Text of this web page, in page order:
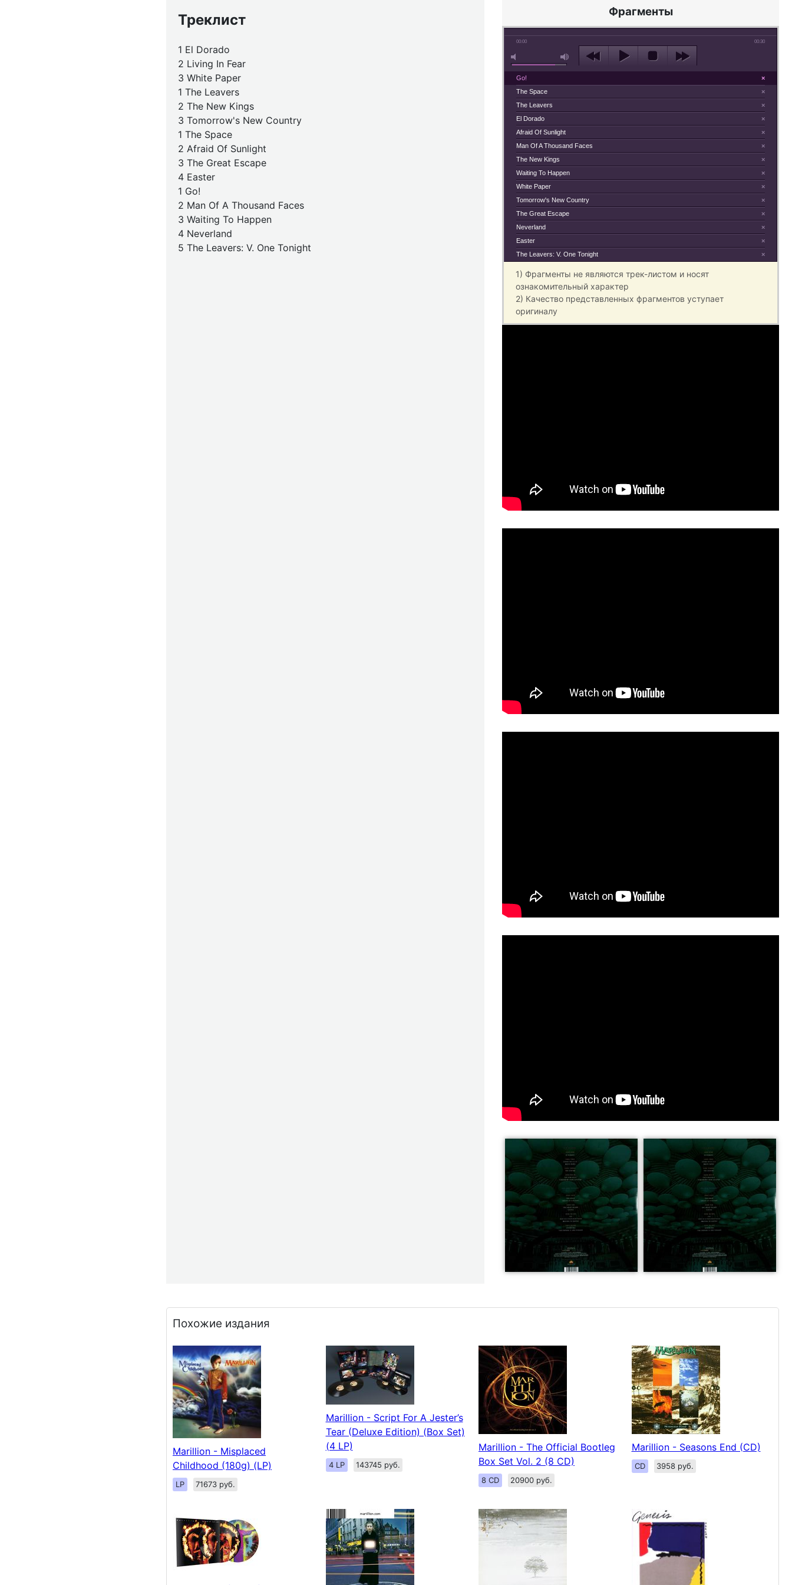
Треклист
1 El Dorado
2 Living In Fear
3 White Paper
1 The Leavers
2 The New Kings
3 Tomorrow's New Country
1 The Space
2 Afraid Of Sunlight
3 The Great Escape
4 Easter
1 Go!
2 Man Of A Thousand Faces
3 Waiting To Happen
4 Neverland
5 The Leavers: V. One Tonight
Фрагменты
00:00 00:30
×
Go!
×
The Space
×
The Leavers
×
El Dorado
×
Afraid Of Sunlight
×
Man Of A Thousand Faces
×
The New Kings
×
Waiting To Happen
×
White Paper
×
Tomorrow's New Country
×
The Great Escape
×
Neverland
×
Easter
×
The Leavers: V. One Tonight
1) Фрагменты не являются трек-листом и носят
ознакомительный характер
2) Качество представленных фрагментов уступает
оригиналу
Похожие издания
Marillion - Misplaced
Childhood (180g) (LP)
LP 71673 руб.
Marillion - Script For A Jester’s
Tear (Deluxe Edition) (Box Set)
(4 LP)
4 LP 143745 руб.
Marillion - The Official Bootleg
Box Set Vol. 2 (8 CD)
8 CD 20900 руб.
Marillion - Seasons End (CD)
CD 3958 руб.